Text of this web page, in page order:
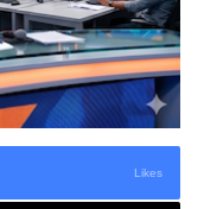
Likes